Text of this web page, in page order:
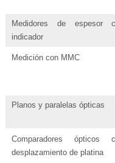
Medidores de espesor
indicador
Medición con MMC
Planos y paralelas ópticas
Comparadores ópticos
desplazamiento de platina